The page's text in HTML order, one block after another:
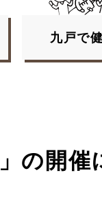
九戸で
の開催